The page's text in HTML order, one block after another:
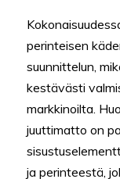
perinteisen
suunnittelun,
kestävästi
markkinoilta.
juuttimatto on
ja perinteestä,